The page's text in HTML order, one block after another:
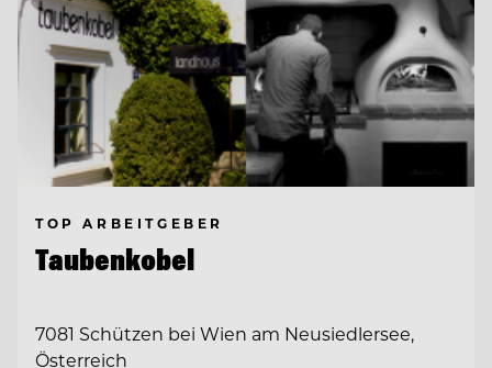
TOP ARBEITGEBER
Taubenkobel
7081 Schützen bei Wien am Neusiedlersee,
Österreich